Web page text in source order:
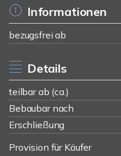
Informationen
bezugsfrei ab
Details
teilbar ab (ca.)
Bebaubar nach
Erschließung
Provision für Käufer